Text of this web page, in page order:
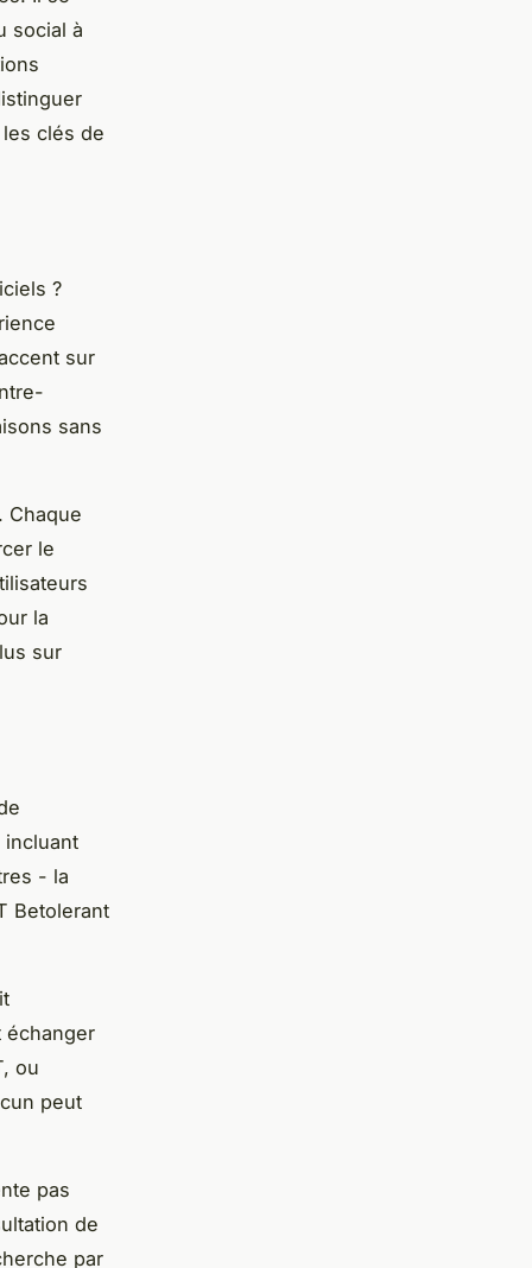
social à
clés de
?
sur
sans
Chaque
le
la
sur
incluant
- la
Betolerant
échanger
ou
peut
pas
de
par